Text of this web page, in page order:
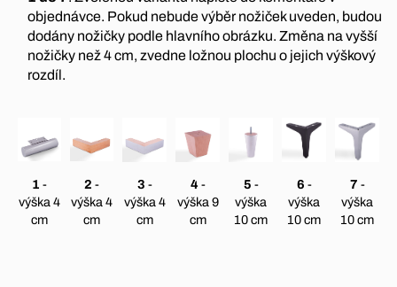
objednávce. Pokud nebude výběr nožiček uveden, budou
dodány nožičky podle hlavního obrázku. Změna na vyšší
nožičky než 4 cm, zvedne ložnou plochu o jejich výškový
rozdíl.
1 -
výška 4
cm
2 -
výška 4
cm
3 -
výška 4
cm
4 -
výška 9
cm
5 -
výška
10 cm
6 -
výška
10 cm
7 -
výška
10 cm